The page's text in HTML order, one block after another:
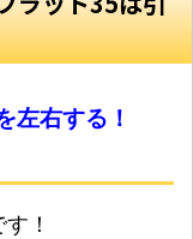
左右する！
！